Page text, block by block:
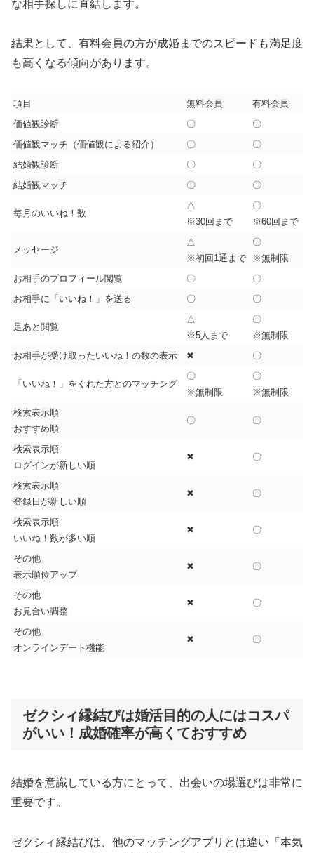
な相手探しに直結します。
結果として、有料会員の方が成婚までのスピードも満足度
も高くなる傾向があります。
項目 無料会員
有料会員
価値観診断
〇
〇
価値観マッチ（価値観による紹介）
〇
〇
結婚観診断
〇
〇
結婚観マッチ
〇 〇
毎月のいいね！数
△
※30回まで
〇
※60回まで
メッセージ
△
※初回1通まで
〇
※無制限
お相手のプロフィール閲覧
〇
〇
お相手に「いいね！」を送る
〇 〇
足あと閲覧
△
※5人まで
〇
※無制限
お相手が受け取ったいいね！の数の表示
✖ 〇
「いいね！」をくれた方とのマッチング
〇
※無制限
〇
※無制限
検索表示順
おすすめ順
〇 〇
検索表示順
ログインが新しい順
✖ 〇
検索表示順
登録日が新しい順
✖ 〇
検索表示順
いいね！数が多い順
✖ 〇
その他
表示順位アップ
✖ 〇
その他
お見合い調整
✖ 〇
その他
オンラインデート機能
✖ 〇
ゼクシィ縁結びは婚活目的の人にはコスパ
がいい！成婚確率が高くておすすめ
結婚を意識している方にとって、出会いの場選びは非常に
重要です。
ゼクシィ縁結びは、他のマッチングアプリとは違い「本気